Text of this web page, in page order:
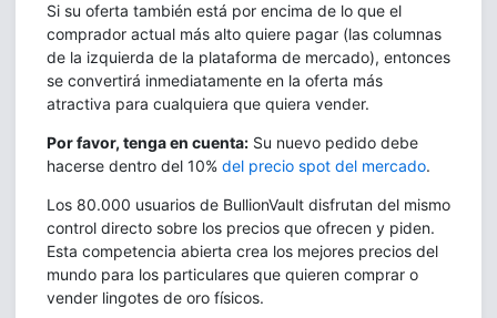
Si su oferta también está por encima de lo que el
comprador actual más alto quiere pagar (las columnas
de la izquierda de la plataforma de mercado), entonces
se convertirá inmediatamente en la oferta más
atractiva para cualquiera que quiera vender.
Por favor, tenga en cuenta: Su nuevo pedido debe
hacerse dentro del 10% del precio spot del mercado.
Los 80.000 usuarios de BullionVault disfrutan del mismo
control directo sobre los precios que ofrecen y piden.
Esta competencia abierta crea los mejores precios del
mundo para los particulares que quieren comprar o
vender lingotes de oro físicos.